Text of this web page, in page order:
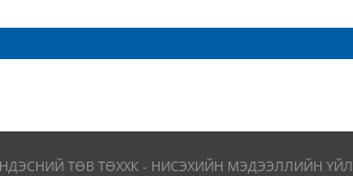
ТӨВ ТӨХХК - НИСЭХИЙН МЭДЭЭЛЛИЙН